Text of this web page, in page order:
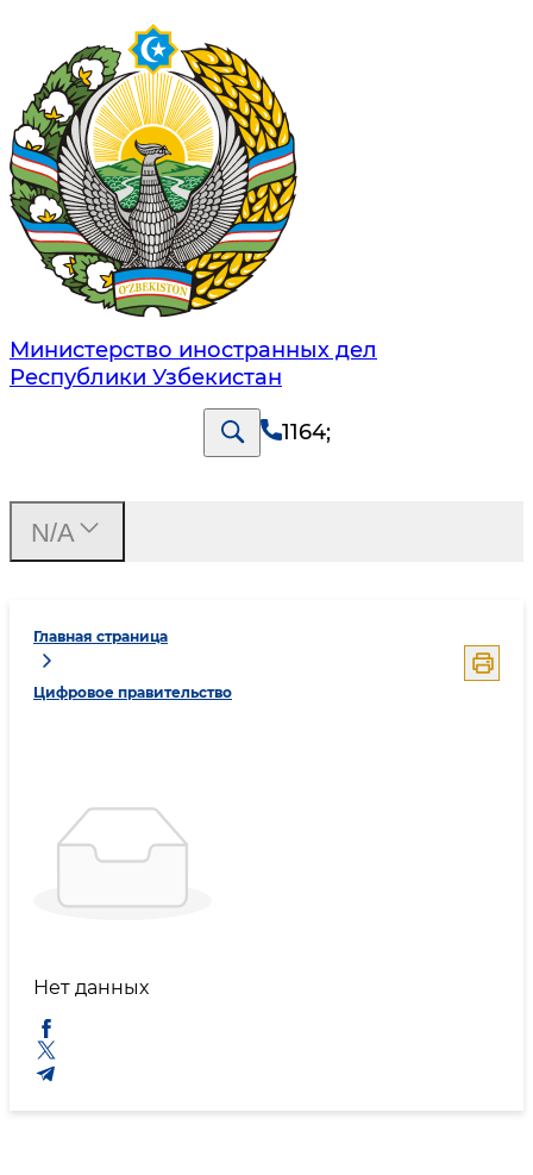
Министерство иностранных дел
Республики Узбекистан
1164;
Главная страница
Цифровое правительство
Нет данных
N/A